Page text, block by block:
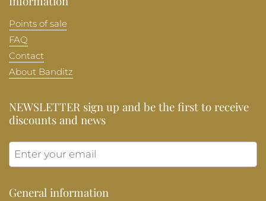
Points of sale
FAQ
Contact
About Banditz
NEWSLETTER sign up and be the first to receive
discounts and news
General information